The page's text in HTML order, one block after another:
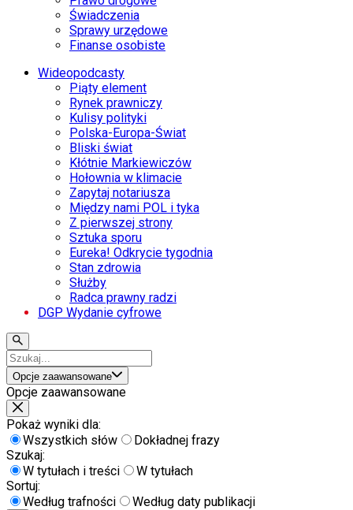
Świadczenia
Sprawy urzędowe
Finanse osobiste
Wideopodcasty
Piąty element
Rynek prawniczy
Kulisy polityki
Polska-Europa-Świat
Bliski świat
Kłótnie Markiewiczów
Hołownia w klimacie
Zapytaj notariusza
Między nami POL i tyka
Z pierwszej strony
Sztuka sporu
Eureka! Odkrycie tygodnia
Stan zdrowia
Służby
Radca prawny radzi
DGP Wydanie cyfrowe
Opcje zaawansowane
Opcje zaawansowane
Pokaż wyniki dla:
Wszystkich słów
Dokładnej frazy
Szukaj:
W tytułach i treści
W tytułach
Sortuj:
Według trafności
Według daty publikacji